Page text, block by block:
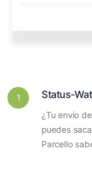
1 Status-
¿Tu envío
puedes
Parcello